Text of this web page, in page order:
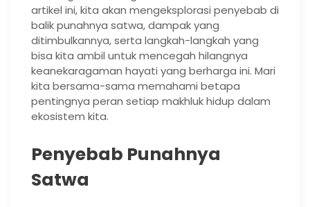
artikel ini, kita akan mengeksplorasi penyebab di
balik punahnya satwa, dampak yang
ditimbulkannya, serta langkah-langkah yang
bisa kita ambil untuk mencegah hilangnya
keanekaragaman hayati yang berharga ini. Mari
kita bersama-sama memahami betapa
pentingnya peran setiap makhluk hidup dalam
ekosistem kita.
Penyebab Punahnya
Satwa